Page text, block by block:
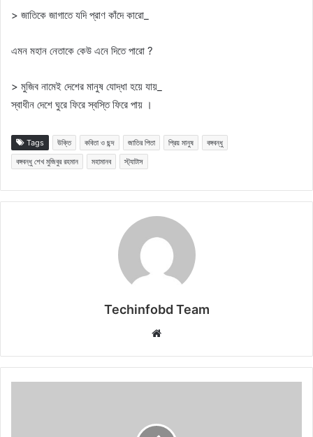
> জাতিকে জাগাতে যদি প্রাণ কাঁদে কারো_
এমন মহান নেতাকে কেউ এনে দিতে পারো ?
> মুজিব নামেই দেশের মানুষ যোদ্ধা হয়ে যায়_
স্বাধীন দেশে ঘুরে ফিরে স্বস্তি ফিরে পায় ।
Tags উক্তি কবিতা ও ছন্দ জাতির পিতা প্রিয় মানুষ
বঙ্গবন্ধু
বঙ্গবন্ধু শেখ মুজিবুর রহমান
মহামানব স্ট্যাটাস
Techinfobd Team
Website